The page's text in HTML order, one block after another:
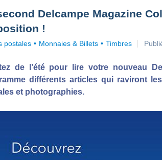
Delcampe Magazine
!
postales Monnaies & Billets Timbres
de l’été pour lire votre nouveau
différents articles qui raviront
et photographies.